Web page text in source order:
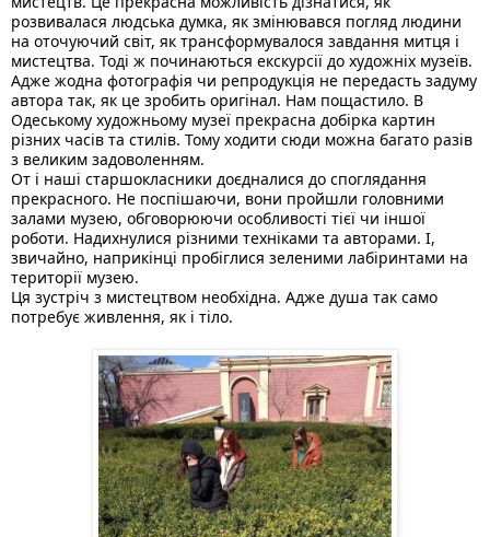
розвивалася людська думка, як змінювався погляд людини
на оточуючий світ, як трансформувалося завдання митця і
мистецтва. Тоді ж починаються екскурсії до художніх музеїв.
Адже жодна фотографія чи репродукція не передасть задуму
автора так, як це зробить оригінал. Нам пощастило. В
Одеському художньому музеї прекрасна добірка картин
різних часів та стилів. Тому ходити сюди можна багато разів
з великим задоволенням.
От і наші старшокласники доєдналися до споглядання
прекрасного. Не поспішаючи, вони пройшли головними
залами музею, обговорюючи особливості тієї чи іншої
роботи. Надихнулися різними техніками та авторами. І,
звичайно, наприкінці пробіглися зеленими лабіринтами на
території музею.
Ця зустріч з мистецтвом необхідна. Адже душа так само
потребує живлення, як і тіло.